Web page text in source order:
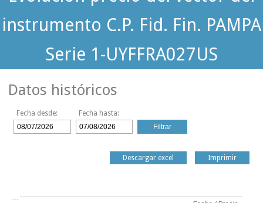
instrumento C.P. Fid. Fin. PAMPA
Serie 1-UYFFRA027US
Datos históricos
Fecha desde: Fecha hasta:
Descargar excel Imprimir